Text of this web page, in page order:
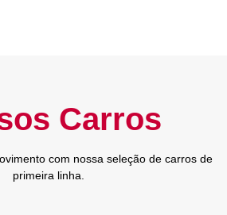
Carros
com nossa seleção de carros de
primeira linha.